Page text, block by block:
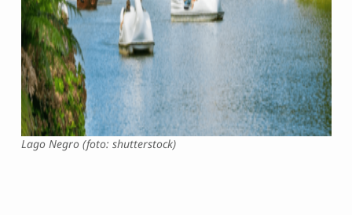
Lago Negro (foto: shutterstock)